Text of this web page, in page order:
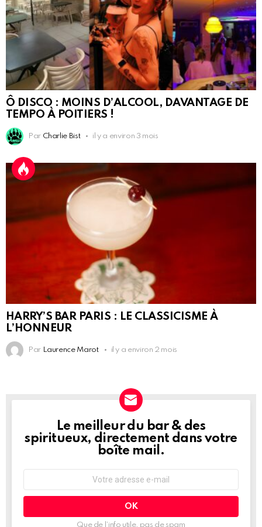
Ô DISCO : MOINS D’ALCOOL, DAVANTAGE DE
TEMPO À POITIERS !
Par Charlie Bist il y a environ 3 mois
HARRY’S BAR PARIS : LE CLASSICISME À
L’HONNEUR
Par Laurence Marot il y a environ 2 mois
NEWSLETTER
Le meilleur du bar & des
spiritueux, directement dans votre
boîte mail.
mail
Que de l’info utile, pas de spam